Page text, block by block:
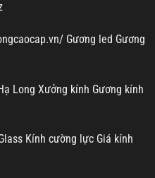
Gương led Gương
Long Xưởng kính Gương kính
Kính cường lực Giá kính